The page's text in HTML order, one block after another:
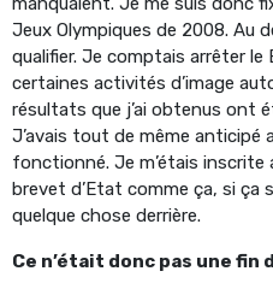
Jeux Olympiques de 2008. Au
qualifier. Je comptais arrêter le
certaines activités d’image
résultats que j’ai obtenus ont
J’avais tout de même anticipé
fonctionné. Je m’étais inscrite
brevet d’Etat comme ça, si ça
quelque chose derrière.
Ce n’était donc pas une fin